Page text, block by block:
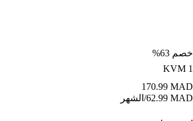
خصم 63%
KVM 1
MAD
170.99
MAD
62.99/الشهر